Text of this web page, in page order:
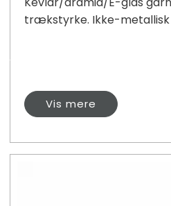
trækstyrke. Ikke-metallisk
Vis mere